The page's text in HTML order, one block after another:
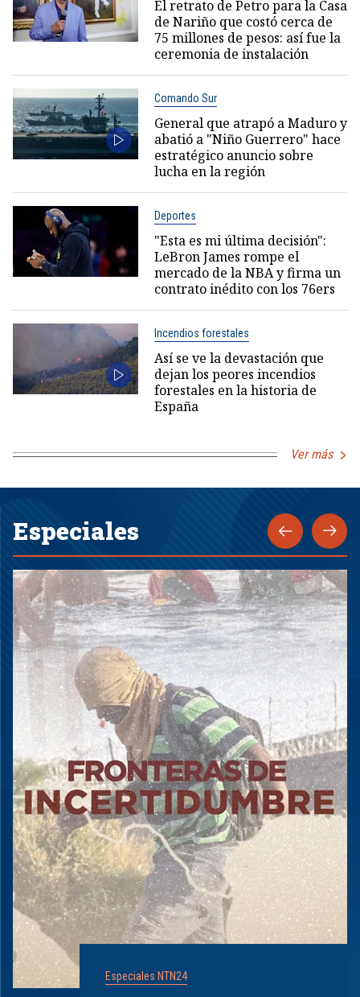
El retrato de Petro para la Casa
de Nariño que costó cerca de
75 millones de pesos: así fue la
ceremonia de instalación
Comando Sur
General que atrapó a Maduro y
abatió a "Niño Guerrero" hace
estratégico anuncio sobre
lucha en la región
Deportes
"Esta es mi última decisión":
LeBron James rompe el
mercado de la NBA y firma un
contrato inédito con los 76ers
Incendios forestales
Así se ve la devastación que
dejan los peores incendios
forestales en la historia de
España
Ver más
Especiales
Especiales NTN24